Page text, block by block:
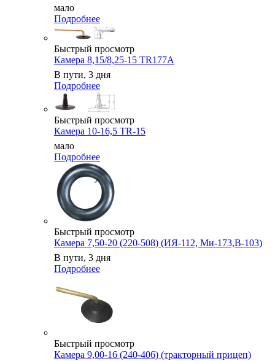
мало
Подробнее
Быстрый просмотр
Камера 8,15/8,25-15 TR177A
В пути, 3 дня
Подробнее
Быстрый просмотр
Камера 10-16,5 TR-15
мало
Подробнее
Быстрый просмотр
Камера 7,50-20 (220-508) (ИЯ-112, Ми-173,В-103)
В пути, 3 дня
Подробнее
Быстрый просмотр
Камера 9,00-16 (240-406) (тракторный прицеп)